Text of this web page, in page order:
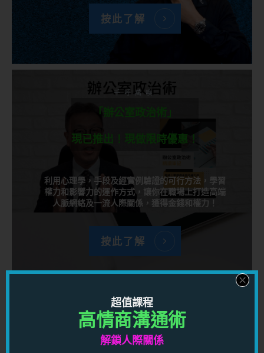
按此了解
千呼萬喚
「辦公室政治術」
現已推出！現做限時優惠！
利用心理學，手段及經實例驗證的可行方法，學習
權力和影響力的運作方式，讓你在職場上打造高端
人脈網絡及一流人際關係，獲得金錢和權力！
按此了解
千呼萬喚
「高情商溝通術」
現已推出！
超值課程
高情商溝通術
解鎖人際關係